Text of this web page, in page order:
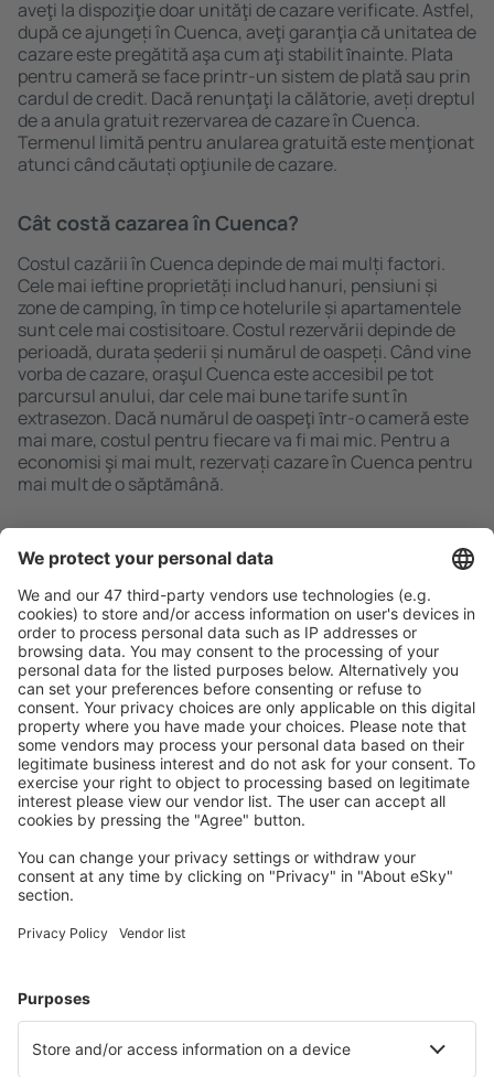
aveţi la dispoziţie doar unităţi de cazare verificate. Astfel,
după ce ajungeți în Cuenca, aveţi garanţia că unitatea de
cazare este pregătită aşa cum aţi stabilit ȋnainte. Plata
pentru cameră se face printr-un sistem de plată sau prin
cardul de credit. Dacă renunţaţi la călătorie, aveți dreptul
de a anula gratuit rezervarea de cazare în Cuenca.
Termenul limită pentru anularea gratuită este menţionat
atunci când căutați opţiunile de cazare.
Cât costă cazarea în Cuenca?
Costul cazării în Cuenca depinde de mai mulți factori.
Cele mai ieftine proprietăți includ hanuri, pensiuni și
zone de camping, în timp ce hotelurile și apartamentele
sunt cele mai costisitoare. Costul rezervării depinde de
perioadă, durata șederii și numărul de oaspeți. Când vine
vorba de cazare, oraşul Cuenca este accesibil pe tot
parcursul anului, dar cele mai bune tarife sunt în
extrasezon. Dacă numărul de oaspeţi ȋntr-o cameră este
mai mare, costul pentru fiecare va fi mai mic. Pentru a
economisi şi mai mult, rezervați cazare în Cuenca pentru
mai mult de o săptămână.
Caută rapid şi uşor
Ofertă adaptată aşteptărilor tale.
Planifică ȋn siguranţă
Rezervare fără griji cu opțiune gratuită de anulare.
Economiseşte mai mult
Prețuri atractive și oferte speciale pentru utilizatorii
conectați.
Cazarea preferată
apartamente și altele.
Cele mai căutate cazări de către utilizatorii eSky
Cazare în Ecuador - Orașe populare